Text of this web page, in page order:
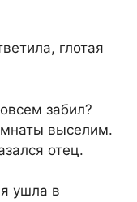
глотая
забил?
выселим.
отец.
ушла в